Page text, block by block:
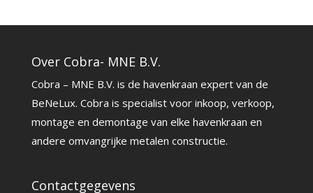
Over Cobra- MNE B.V.
Cobra – MNE B.V. is de havenkraan expert van de
BeNeLux. Cobra is specialist voor inkoop, verkoop,
montage en demontage van elke havenkraan en
andere omvangrijke metalen constructie.
Contactgegevens